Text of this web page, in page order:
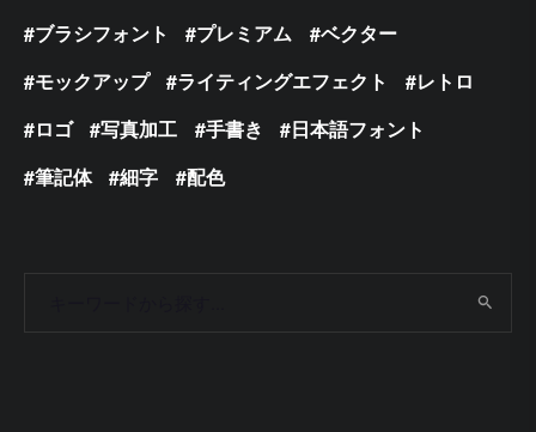
ブラシフォント
プレミアム
ベクター
モックアップ
ライティングエフェクト
レトロ
ロゴ
写真加工 手書き
日本語フォント
筆記体
細字 配色